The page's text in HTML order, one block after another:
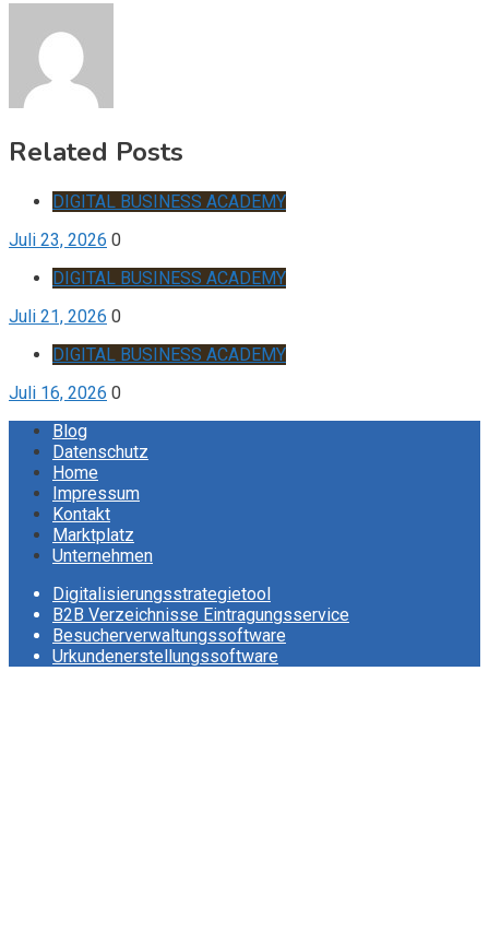
Related Posts
DIGITAL BUSINESS ACADEMY
Juli 23, 2026 0
DIGITAL BUSINESS ACADEMY
Juli 21, 2026 0
DIGITAL BUSINESS ACADEMY
Juli 16, 2026 0
Blog
Datenschutz
Home
Impressum
Kontakt
Marktplatz
Unternehmen
Digitalisierungsstrategietool
B2B Verzeichnisse Eintragungsservice
Besucherverwaltungssoftware
Urkundenerstellungssoftware